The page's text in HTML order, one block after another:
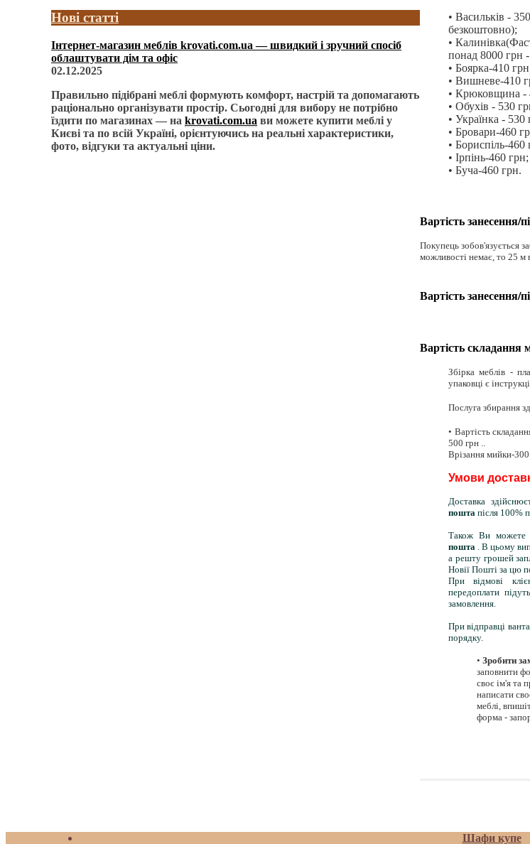
Нові статті
Інтернет-магазин меблів krovati.com.ua — швидкий і зручний спосіб
облаштувати дім та офіс
02.12.2025
Правильно підібрані меблі формують комфорт, настрій та допомагають
раціонально організувати простір. Сьогодні для вибору не потрібно
їздити по магазинах — на krovati.com.ua ви можете купити меблі у
Києві та по всій Україні, орієнтуючись на реальні характеристики,
фото, відгуки та актуальні ціни.
• Васильків -
безкоштовно);
•
понад 8000 грн
• Боярка-410
• Вишневе-410
• Крюковщина -
• Обухів - 530
• Українка - 530
• Бровари-460
• Бориспіль-460
• Ірпінь-460 грн;
• Буча-460 грн.
Вартість занесення/
Покупець зобов'язується
можливості немає, то 25 м
Вартість
Вартість складання
Збірка меблів -
упаковці є
Послуга збирання
• Вартість
500 грн ..
Врізання мийки-300
Умови
Доставка
пошта після 100%
Також Ви можете
пошта
. В цьому
а решту грошей
Новії Пошті за цю
При відмові
передоплати
замовлення.
При відправці
порядку.
• Зробити
заповнити
своє ім'я та
написати
меблі,
форма -
Шафи купе